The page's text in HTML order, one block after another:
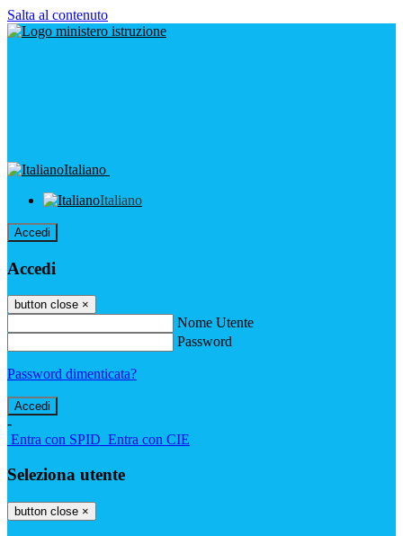
Salta al contenuto
Italiano
Italiano
Accedi
Accedi
button close ×
Nome Utente
Password
Password dimenticata?
-
Entra con SPID Entra con CIE
Seleziona utente
button close ×